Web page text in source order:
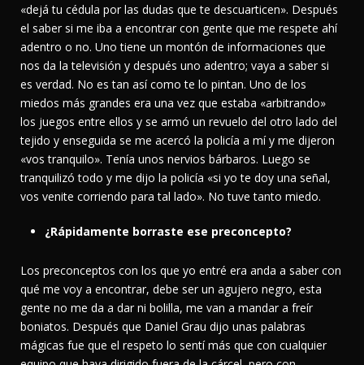
«dejá tu cédula por las dudas que te descuarticen». Después
el saber si me iba a encontrar con gente que me respete ahí
adentro o no. Uno tiene un montón de informaciones que
nos da la televisión y después uno adentro; vaya a saber si
es verdad. No es tan así como te lo pintan. Uno de los
miedos más grandes era una vez que estaba «arbitrando»
los juegos entre ellos y se armó un revuelo del otro lado del
tejido y enseguida se me acercó la policía a mí y me dijeron
«vos tranquilo». Tenía unos nervios bárbaros. Luego se
tranquilizó todo y me dijo la policía «si yo te doy una señal,
vos venite corriendo para tal lado». No tuve tanto miedo.
¿Rápidamente borraste ese preconcepto?
Los preconceptos con los que yo entré era anda a saber con
qué me voy a encontrar, debe ser un agujero negro, esta
gente no me da a dar ni bolilla, me van a mandar a freír
boniatos. Después que Daniel Grau dijo unas palabras
mágicas fue que el respeto lo sentí más que con cualquier